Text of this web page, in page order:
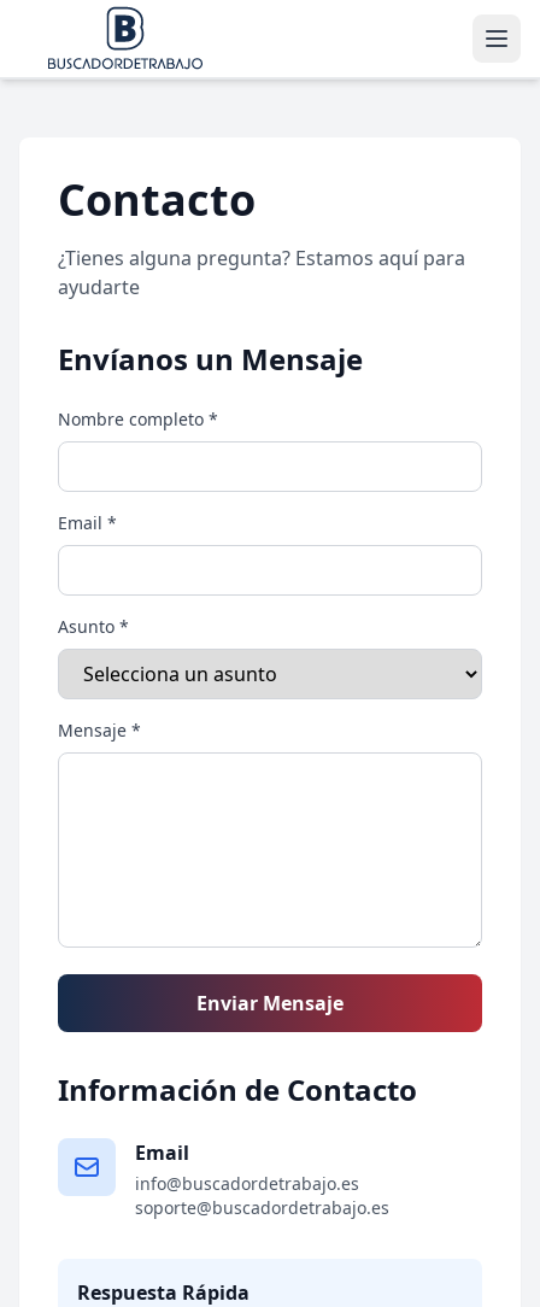
Contacto
¿Tienes alguna pregunta? Estamos aquí para
ayudarte
Envíanos un Mensaje
Nombre completo *
Email *
Asunto *
Mensaje *
Enviar Mensaje
Información de Contacto
Email
info@buscadordetrabajo.es
soporte@buscadordetrabajo.es
Respuesta Rápida